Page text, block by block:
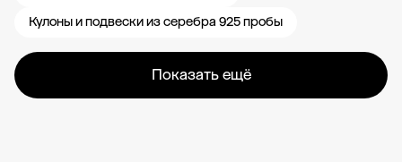
Кулоны и подвески из серебра 925 пробы
Показать ещё